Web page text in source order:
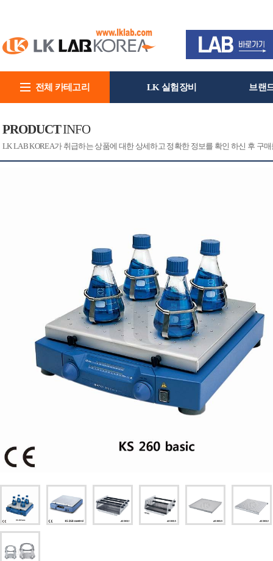
전체 카테고리 LK 실험장비 브랜
PRODUCTINFO
LK LAB KOREA가 취급하는 상품에 대한 상세하고 정확한 정보를 확인 하신 후 구